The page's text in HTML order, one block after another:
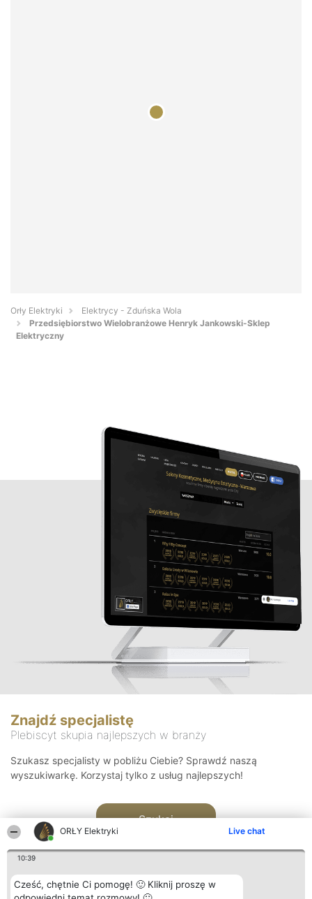
ORŁY Elektryki Live chat
10:39
Cześć, chętnie Ci pomogę! 🙂 Kliknij proszę w
Orły Elektryki
Elektrycy - Zduńska Wola
Przedsiębiorstwo Wielobranżowe Henryk Jankowski-Sklep
Elektryczny
Znajdź specjalistę
Plebiscyt skupia najlepszych w branży
Szukasz specjalisty w pobliżu Ciebie? Sprawdź naszą
wyszukiwarkę. Korzystaj tylko z usług najlepszych!
Szukaj